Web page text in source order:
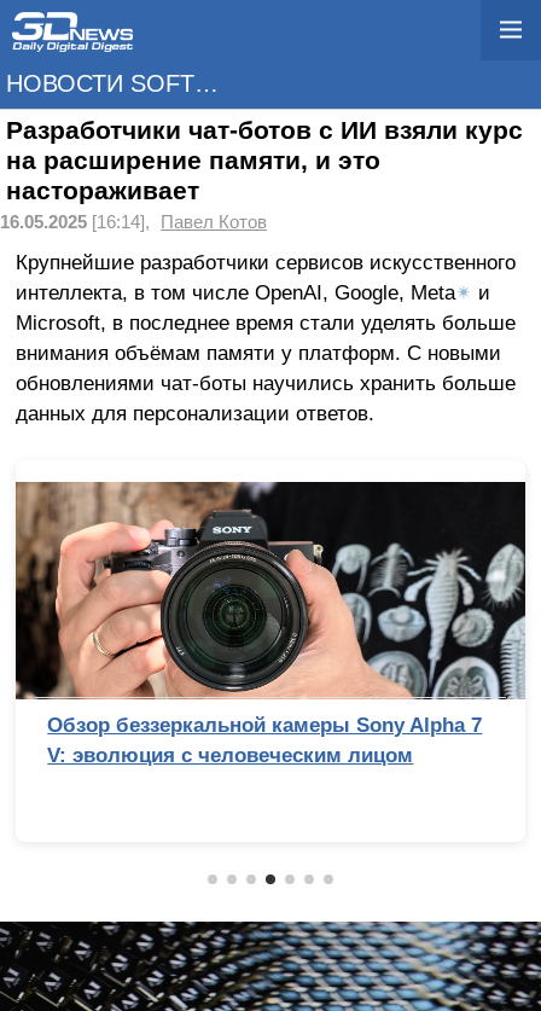
НОВОСТИ SOFTWARE
Разработчики чат-ботов с ИИ взяли курс
на расширение памяти, и это
настораживает
16.05.2025 [16:14], Павел Котов
Крупнейшие разработчики сервисов искусственного
интеллекта, в том числе OpenAI, Google, Meta✴ и
Microsoft, в последнее время стали уделять больше
внимания объёмам памяти у платформ. С новыми
обновлениями чат-боты научились хранить больше
данных для персонализации ответов.
Обзор беззеркальной камеры Sony Alpha 7
V: эволюция с человеческим лицом